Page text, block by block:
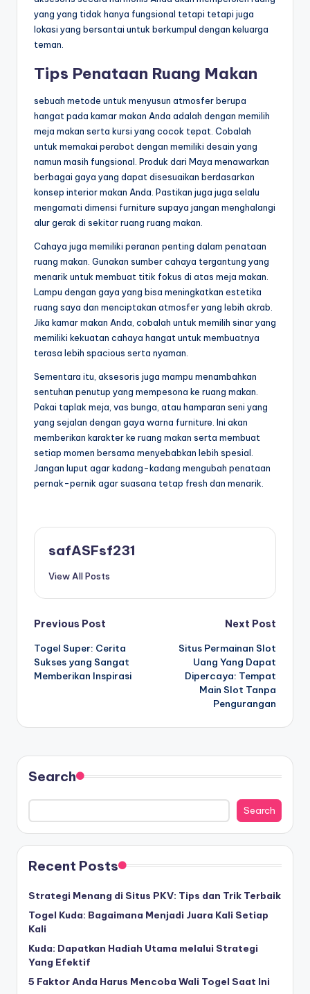
yang yang tidak hanya fungsional tetapi tetapi juga
lokasi yang bersantai untuk berkumpul dengan keluarga
teman.
Tips Penataan Ruang Makan
sebuah metode untuk menyusun atmosfer berupa
hangat pada kamar makan Anda adalah dengan memilih
meja makan serta kursi yang cocok tepat. Cobalah
untuk memakai perabot dengan memiliki desain yang
namun masih fungsional. Produk dari Maya menawarkan
berbagai gaya yang dapat disesuaikan berdasarkan
konsep interior makan Anda. Pastikan juga juga selalu
mengamati dimensi furniture supaya jangan menghalangi
alur gerak di sekitar ruang ruang makan.
Cahaya juga memiliki peranan penting dalam penataan
ruang makan. Gunakan sumber cahaya tergantung yang
menarik untuk membuat titik fokus di atas meja makan.
Lampu dengan gaya yang bisa meningkatkan estetika
ruang saya dan menciptakan atmosfer yang lebih akrab.
Jika kamar makan Anda, cobalah untuk memilih sinar yang
memiliki kekuatan cahaya hangat untuk membuatnya
terasa lebih spacious serta nyaman.
Sementara itu, aksesoris juga mampu menambahkan
sentuhan penutup yang mempesona ke ruang makan.
Pakai taplak meja, vas bunga, atau hamparan seni yang
yang sejalan dengan gaya warna furniture. Ini akan
memberikan karakter ke ruang makan serta membuat
setiap momen bersama menyebabkan lebih spesial.
Jangan luput agar kadang-kadang mengubah penataan
pernak-pernik agar suasana tetap fresh dan menarik.
safASFsf231
View All Posts
Post
navigation
Previous Post
Togel Super: Cerita
Sukses yang Sangat
Memberikan Inspirasi
Next Post
Situs Permainan Slot
Uang Yang Dapat
Dipercaya: Tempat
Main Slot Tanpa
Pengurangan
Search
Search
Recent Posts
Strategi Menang di Situs PKV: Tips dan Trik Terbaik
Togel Kuda: Bagaimana Menjadi Juara Kali Setiap
Kali
Kuda: Dapatkan Hadiah Utama melalui Strategi
Yang Efektif
5 Faktor Anda Harus Mencoba Wali Togel Saat Ini